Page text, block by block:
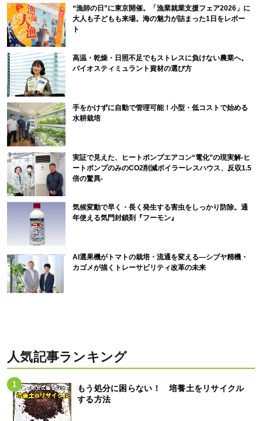
“漁師の日”に東京開催。「漁業就業支援フェア2026」に
大人も子どもも来場。海の魅力が詰まった1日をレポー
ト
高温・乾燥・日照不足でもストレスに負けない農業へ。
バイオスティミュラント資材の選び方
手をかけずに自動で管理可能！小型・低コストで始める
水耕栽培
実証で見えた、ヒートポンプエアコン“電化”の現実解-ヒ
ートポンプのみのCO2削減ボイラーレスハウス、反収1.5
倍の驚異-
気候変動で早く・長く発生する害虫をしっかり防除。通
年使える気門封鎖剤『フーモン』
AI選果機がトマトの栽培・流通を変える―シブヤ精機・
カゴメが描くトレーサビリティ改革の未来
人気記事ランキング
もう処分に困らない！ 培養土をリサイクル
する方法